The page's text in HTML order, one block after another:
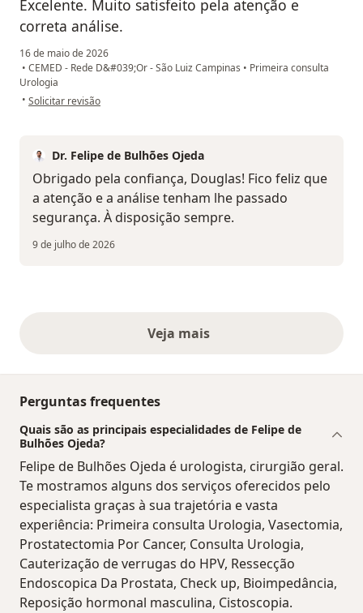
Excelente. Muito satisfeito pela atenção e
correta análise.
16 de maio de 2026
• CEMED - Rede D&#039;Or - São Luiz Campinas • Primeira consulta
Urologia
• na opinião do utilizador Douglas Razaboni
Solicitar revisão
Dr. Felipe de Bulhões Ojeda
Obrigado pela confiança, Douglas! Fico feliz que
a atenção e a análise tenham lhe passado
segurança. À disposição sempre.
9 de julho de 2026
Veja maisopiniões acima
Perguntas frequentes
Quais são as principais especialidades de Felipe de
Bulhões Ojeda?
Felipe de Bulhões Ojeda é urologista, cirurgião geral.
Te mostramos alguns dos serviços oferecidos pelo
especialista graças à sua trajetória e vasta
experiência: Primeira consulta Urologia, Vasectomia,
Prostatectomia Por Cancer, Consulta Urologia,
Cauterização de verrugas do HPV, Ressecção
Endoscopica Da Prostata, Check up, Bioimpedância,
Reposição hormonal masculina, Cistoscopia.